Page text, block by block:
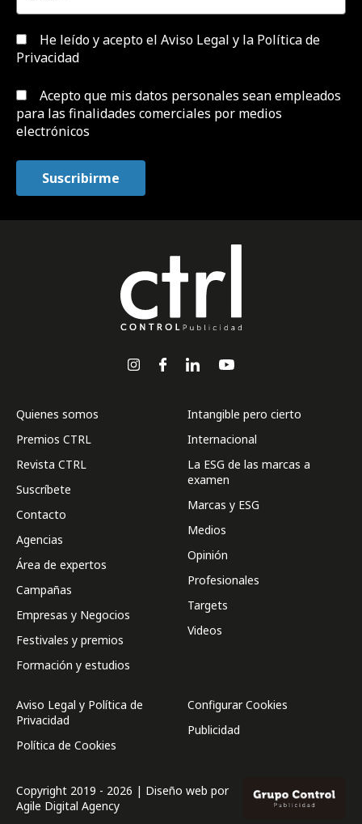
He leído y acepto el Aviso Legal y la Política de
Privacidad
Acepto que mis datos personales sean empleados
para las finalidades comerciales por medios
electrónicos
Quienes somos
Premios CTRL
Revista CTRL
Suscríbete
Contacto
Agencias
Área de expertos
Campañas
Empresas y Negocios
Festivales y premios
Formación y estudios
Intangible pero cierto
Internacional
La ESG de las marcas a
examen
Marcas y ESG
Medios
Opinión
Profesionales
Targets
Videos
Aviso Legal y Política de
Privacidad
Política de Cookies
Configurar Cookies
Publicidad
Copyright 2019 - 2026 | Diseño web por
Agile Digital Agency